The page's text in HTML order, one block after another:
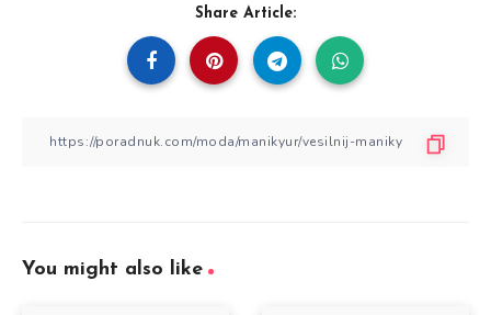
Share Article:
You might also like